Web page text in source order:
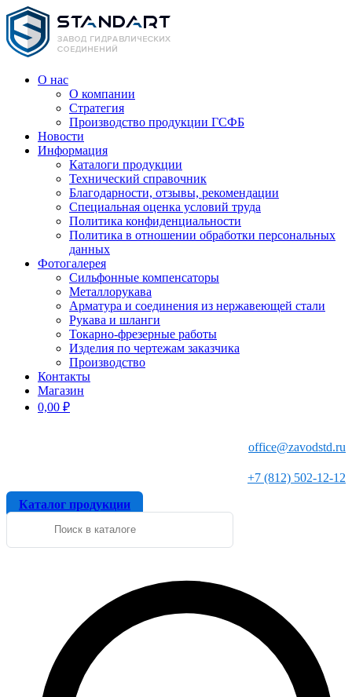
О нас
О компании
Стратегия
Производство продукции ГСФБ
Новости
Информация
Каталоги продукции
Технический справочник
Благодарности, отзывы, рекомендации
Специальная оценка условий труда
Политика конфиденциальности
Политика в отношении обработки персональных
данных
Фотогалерея
Сильфонные компенсаторы
Металлорукава
Арматура и соединения из нержавеющей стали
Рукава и шланги
Токарно-фрезерные работы
Изделия по чертежам заказчика
Производство
Контакты
Магазин
0,00 ₽
office@zavodstd.ru
+7 (812) 502-12-12
Каталог продукции